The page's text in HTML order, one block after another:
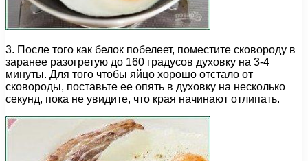
3. После того как белок побелеет, поместите сковороду в
заранее разогретую до 160 градусов духовку на 3-4
минуты. Для того чтобы яйцо хорошо отстало от
сковороды, поставьте ее опять в духовку на несколько
секунд, пока не увидите, что края начинают отлипать.